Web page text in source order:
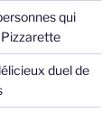
qui
duel de